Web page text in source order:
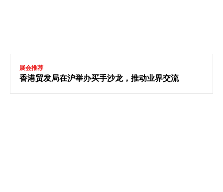
展会推荐
香港贸发局在沪举办买手沙龙，推动业界交流